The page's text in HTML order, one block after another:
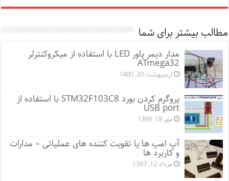
مطالب بیشتر برای شما
مدار دیمر پاور LED با استفاده از میکروکنترلر
ATmega32
اردیبهشت 20, 1400
پروگرم کردن بورد STM32F103C8 با استفاده از
USB port
مهر 18, 1399
آپ امپ ها یا تقویت کننده های عملیاتی – مدارات
و کاربرد ها
مرداد 12, 1397